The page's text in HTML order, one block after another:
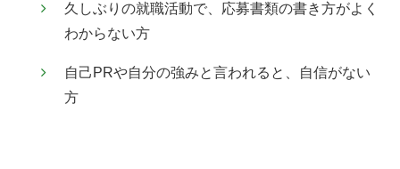
久しぶりの就職活動で、応募書類の書き方がよく
わからない方
自己PRや自分の強みと言われると、自信がない
方